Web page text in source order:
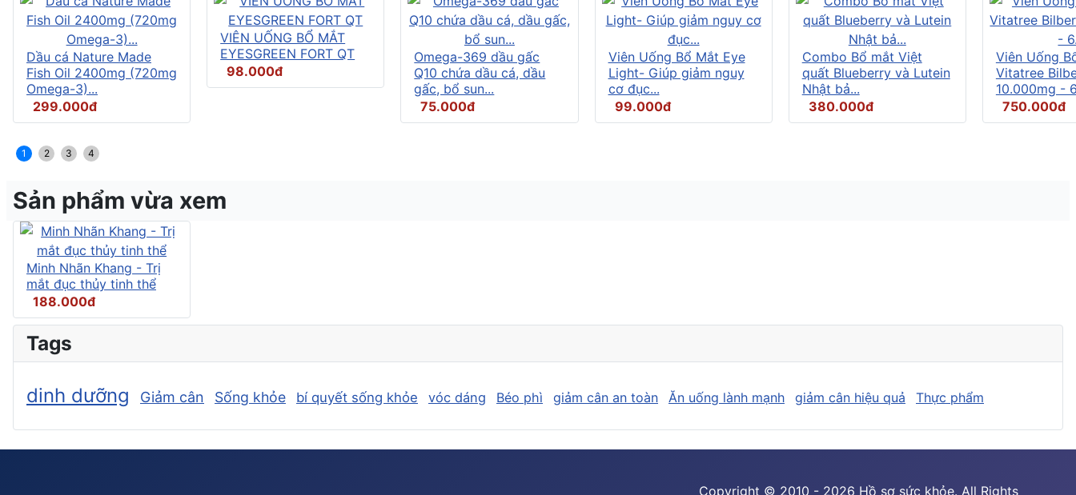
Dầu cá Nature Made
Fish Oil 2400mg (720mg
Omega-3)...
299.000đ
VIÊN UỐNG BỔ MẮT
EYESGREEN FORT QT
98.000đ
Omega-369 dầu gấc
Q10 chứa dầu cá, dầu
gấc, bổ sun...
75.000đ
Viên Uống Bổ Mắt Eye
Light- Giúp giảm nguy
cơ đục...
99.000đ
Combo Bổ mắt Việt
quất Blueberry và Lutein
Nhật bả...
380.000đ
Viên Uống
Vitatree
10.000mg -
750.000đ
1 2 3 4
Sản phẩm vừa xem
Minh Nhãn Khang - Trị
mắt đục thủy tinh thể
188.000đ
Tags
dinh dưỡng Giảm cân Sống khỏe bí quyết sống khỏe vóc dáng Béo phì giảm cân an toàn Ăn uống lành mạnh giảm cân hiệu quả Thực phẩm
Copyright © 2010 - 2026 Hồ sơ sức khỏe. All Rights